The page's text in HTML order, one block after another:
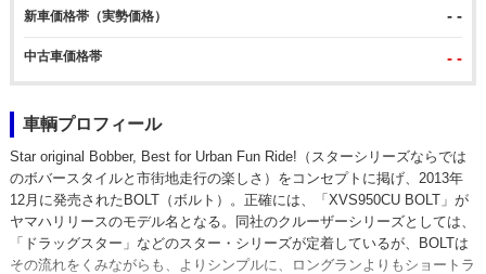
新車価格帯（実勢価格） - -
中古車価格帯 - -
車輌プロフィール
Star original Bobber, Best for Urban Fun Ride!（スターシリーズならでは
のボバースタイルと市街地走行の楽しさ）をコンセプトに掲げ、2013年
12月に発売されたBOLT（ボルト）。正確には、「XVS950CU BOLT」が
ヤマハリリースのモデル名となる。同社のクルーザーシリーズとしては、
「ドラッグスター」などのスター・シリーズが定着しているが、BOLTは
その流れをくみながらも、よりシンプルに、ロングランよりもショートラ